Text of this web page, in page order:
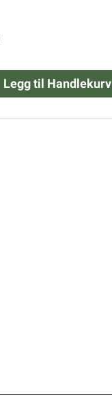
Legg til Handlekurv